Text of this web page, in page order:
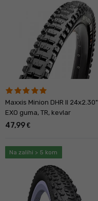
Maxxis Minion DHR II 24x2.30"
EXO guma, TR, kevlar
47,99 €
Na zalihi > 5 kom